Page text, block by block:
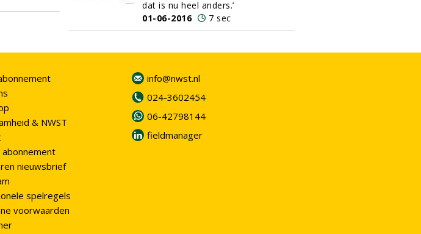
dat is nu heel anders.’
01-06-2016
7 sec
& NWST
abonnement
nieuwsbrief
spelregels
voorwaarden
info@nwst.nl
024-3602454
06-42798144
fieldmanager